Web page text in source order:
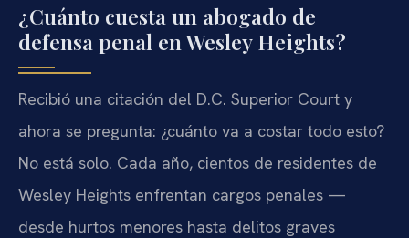
¿Cuánto cuesta un abogado de
defensa penal en Wesley Heights?
Recibió una citación del D.C. Superior Court y
ahora se pregunta: ¿cuánto va a costar todo esto?
No está solo. Cada año, cientos de residentes de
Wesley Heights enfrentan cargos penales —
desde hurtos menores hasta delitos graves